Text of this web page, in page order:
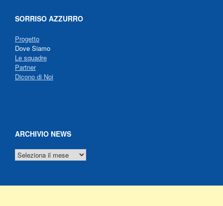
SORRISO AZZURRO
Progetto
Dove Siamo
Le squadre
Partner
Dicono di Noi
ARCHIVIO NEWS
ARCHIVIO
NEWS